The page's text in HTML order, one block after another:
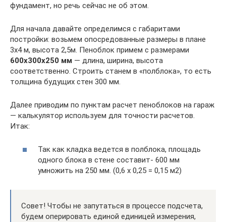
фундамент, но речь сейчас не об этом.
Для начала давайте определимся с габаритами
постройки: возьмем опосредованные размеры в плане
3х4 м, высота 2,5м. Пеноблок примем с размерами
600х300х250 мм — длина, ширина, высота
соответственно. Строить станем в «полблока», то есть
толщина будущих стен 300 мм.
Далее приводим по пунктам расчет пеноблоков на гараж
— калькулятор используем для точности расчетов.
Итак:
Так как кладка ведется в полблока, площадь
одного блока в стене составит- 600 мм
умножить на 250 мм. (0,6 х 0,25 = 0,15 м2)
Совет! Чтобы не запутаться в процессе подсчета,
будем оперировать единой единицей измерения,